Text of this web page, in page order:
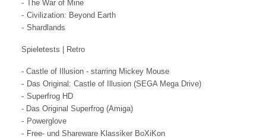
The War of Mine
- Civilization: Beyond Earth
- Shardlands
Spieletests | Retro
- Castle of Illusion - starring Mickey Mouse
- Das Original: Castle of Illusion (SEGA Mega Drive)
- Superfrog HD
- Das Original Superfrog (Amiga)
- Powerglove
- Free- und Shareware Klassiker BoXiKon